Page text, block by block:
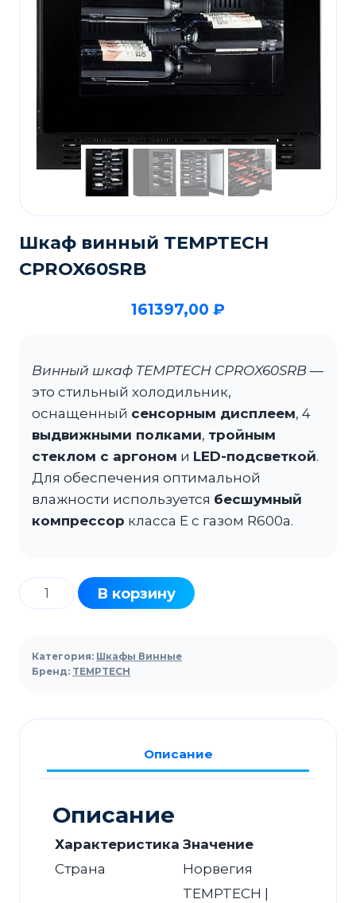
Шкаф винный TEMPTECH
CPROX60SRB
161397,00 ₽
Винный шкаф TEMPTECH CPROX60SRB —
это стильный холодильник,
оснащенный сенсорным дисплеем, 4
выдвижными полками, тройным
стеклом с аргоном и LED-подсветкой.
Для обеспечения оптимальной
влажности используется бесшумный
компрессор класса E с газом R600a.
Количество
товара
винный
TEMPTECH
В корзину
Категория: Шкафы Винные
Бренд: TEMPTECH
Описание
Описание
Характеристика Значение
Страна
Норвегия
TEMPTECH |